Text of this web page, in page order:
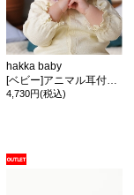
hakka baby
[ベビー]アニマル耳付ボアニット帽子(あったか)
4,730円(税込)